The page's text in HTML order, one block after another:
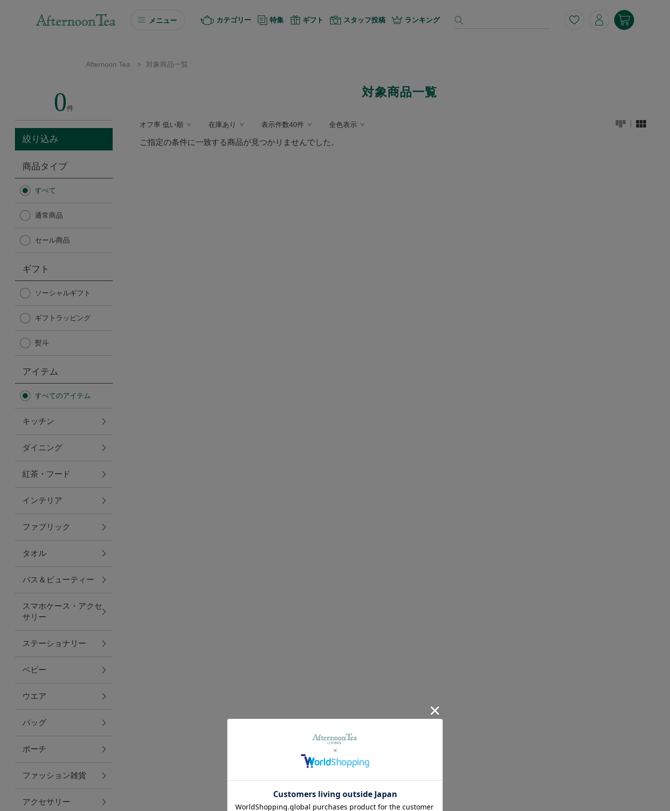
メニュー
ソーシャルギフト
カタログギフト
Afternoon Tea TEAROOM
Afternoon Tea TEAROOM
日傘
保冷バッグ
無重力シリーズ
トラベルグッズ
ランチ
バッグ
キッチン・ダイニング
ダイニング
キッチン
ファブリック
グリーン
バス＆ビューティー
バス＆ビューティー
タオル
カテゴリー 特集 ギフト スタッフ投稿 ランキング
Afternoon Tea > 対象商品一覧
0件
絞り込み
商品タイプ
すべて
通常商品
セール商品
ギフト
ソーシャルギフト
ギフトラッピング
熨斗
アイテム
すべてのアイテム
キッチン
ダイニング
紅茶・フード
インテリア
ファブリック
タオル
バス＆ビューティー
スマホケース・アクセ
サリー
ステーショナリー
ベビー
ウエア
バッグ
ポーチ
ファッション雑貨
アクセサリー
対象商品一覧
オフ率 低い順 在庫あり 表示件数40件 全色表示
ご指定の条件に一致する商品が見つかりませんでした。